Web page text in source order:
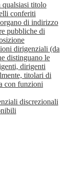
titolo
conferiti
di indirizzo
pubbliche di
dirigenziali (da
distinguano le
dirigenti
titolari di
con funzioni
discrezionali